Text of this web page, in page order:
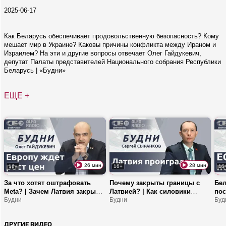
2025-06-17
Как Беларусь обеспечивает продовольственную безопасность? Кому
мешает мир в Украине? Каковы причины конфликта между Ираном и
Израилем? На эти и другие вопросы отвечает Олег Гайдукевич,
депутат Палаты представителей Национального собрания Республики
Беларусь | «Будни»
ЕЩЕ +
16+ 26 мин
За что хотят оштрафовать
Meta? | Зачем Латвия закрыла
границу с нами? | Вакцинация
Будни
16+ 28 мин
Почему закрыты границы с
Латвией? | Как силовики
участвуют в уборочной
Будни
ДРУГИЕ ВИДЕО